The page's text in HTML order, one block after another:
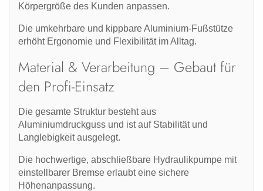
Körpergröße des Kunden anpassen.
Die umkehrbare und kippbare Aluminium-Fußstütze
erhöht Ergonomie und Flexibilität im Alltag.
Material & Verarbeitung – Gebaut für
den Profi-Einsatz
Die gesamte Struktur besteht aus
Aluminiumdruckguss und ist auf Stabilität und
Langlebigkeit ausgelegt.
Die hochwertige, abschließbare Hydraulikpumpe mit
einstellbarer Bremse erlaubt eine sichere
Höhenanpassung.